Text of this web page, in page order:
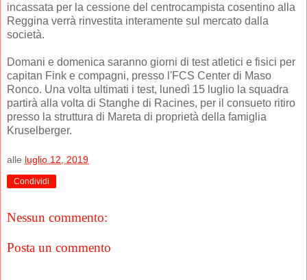
incassata per la cessione del centrocampista cosentino alla
Reggina verrà rinvestita interamente sul mercato dalla
società.
Domani e domenica saranno giorni di test atletici e fisici per
capitan Fink e compagni, presso l'FCS Center di Maso
Ronco. Una volta ultimati i test, lunedì 15 luglio la squadra
partirà alla volta di Stanghe di Racines, per il consueto ritiro
presso la struttura di Mareta di proprietà della famiglia
Kruselberger.
alle luglio 12, 2019
Condividi
Nessun commento:
Posta un commento